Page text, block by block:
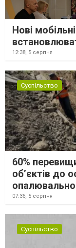
Нові
12:38, 5 серпня
Суспільство
60%
об’єктів до
07:36, 5 серпня
Суспільство